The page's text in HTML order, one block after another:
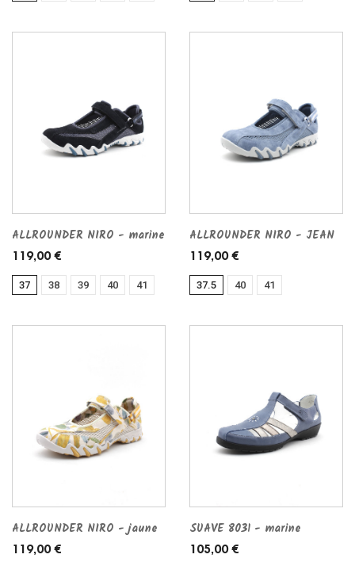
ALLROUNDER NIRO - marine
119,00 €
37 38 39 40 41
ALLROUNDER NIRO - JEAN
119,00 €
37.5 40 41
ALLROUNDER NIRO - jaune
119,00 €
SUAVE 8031 - marine
105,00 €